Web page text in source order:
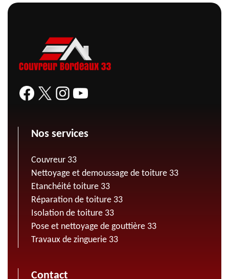
Nos services
Couvreur 33
Nettoyage et demoussage de toiture 33
Etanchéité toiture 33
Réparation de toiture 33
Isolation de toiture 33
Pose et nettoyage de gouttière 33
Travaux de zinguerie 33
Contact